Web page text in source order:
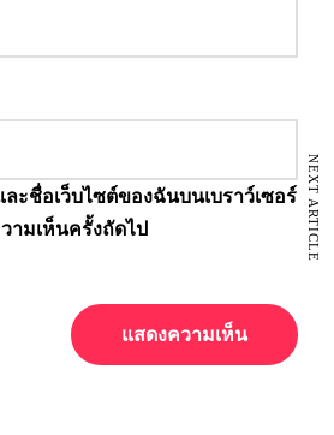
ะชื่อเว็บไซต์ของฉันบนเบราว์เซอร์
ามเห็นครั้งถัดไป
NEXT ARTICLE